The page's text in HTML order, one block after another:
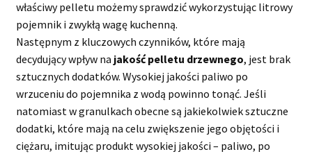
właściwy pelletu możemy sprawdzić wykorzystując litrowy
pojemnik i zwykłą wagę kuchenną.
Następnym z kluczowych czynników, które mają
decydujący wpływ na jakość pelletu drzewnego, jest brak
sztucznych dodatków. Wysokiej jakości paliwo po
wrzuceniu do pojemnika z wodą powinno tonąć. Jeśli
natomiast w granulkach obecne są jakiekolwiek sztuczne
dodatki, które mają na celu zwiększenie jego objętości i
ciężaru, imitując produkt wysokiej jakości – paliwo, po